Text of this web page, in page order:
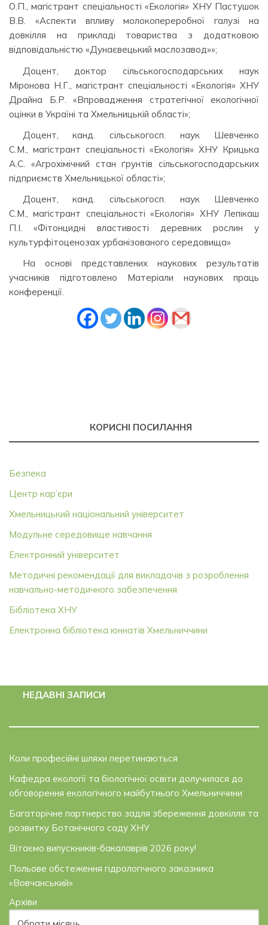
О.П., магістрант спеціальності «Екологія» ХНУ Пастушок
В.В. «Аспекти впливу молокопереробної галузі на
довкілля на прикладі товариства з додатковою
відповідальністю «Дунаєвецький маслозавод»»;
Доцент, доктор сільськогосподарських наук
Міронова Н.Г., магістрант спеціальності «Екологія» ХНУ
Драйна Б.Р. «Впровадження стратегічної екологічної
оцінки в Україні та Хмельницькій області»;
Доцент, канд. сільськогосп. наук Шевченко
С.М., магістрант спеціальності «Екологія» ХНУ Крицька
А.С. «Агрохімічний стан ґрунтів сільськогосподарських
підприємств Хмельницької області»;
Доцент, канд. сільськогосп. наук Шевченко
С.М., магістрант спеціальності «Екологія» ХНУ Лепікаш
П.І. «Фітонцидні властивості деревних рослин у
культурфітоценозах урбанізованого середовища»
На основі представлених наукових результатів
учасників підготовлено Матеріали наукових праць
конференції.
КОРИСНІ ПОСИЛАННЯ
Безпека
Центр кар’єри
Хмельницький національний університет
Модульне середовище навчання
Електронний університет
Методичні рекомендації для викладачів з розроблення
навчально-методичного забезпечення
Бібліотека ХНУ
Електронна бібліотека юннатів Хмельниччини
НЕДАВНІ ЗАПИСИ
Коли професійні шляхи перетинаються
Кафедра екології та біологічної освіти долучилася до
обговорення екологічного майбутнього Хмельниччини
Багаторічне партнерство задля збереження довкілля та
розвитку Ботанічного саду ХНУ
Вітаємо випускників-бакалаврів 2026 року!
Польове обстеження гідрологічного заказника
«Вовчанський»
Архіви